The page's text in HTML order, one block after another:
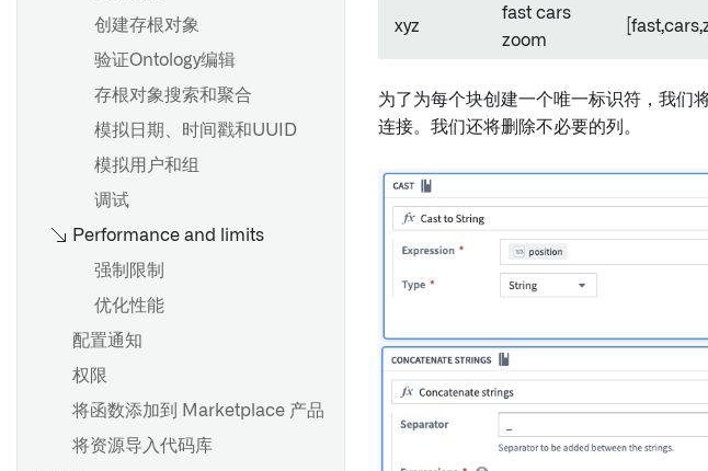
创建存根对象
验证Ontology编辑
存根对象搜索和聚合
模拟日期、时间戳和UUID
模拟用户和组
调试
Performance and limits
强制限制
优化性能
配置通知
权限
将函数添加到 Marketplace 产品
将资源导入代码库
xyz
fast cars
zoom
为了为每个块创建一个唯一标识符，我们
连接。我们还将删除不必要的列。